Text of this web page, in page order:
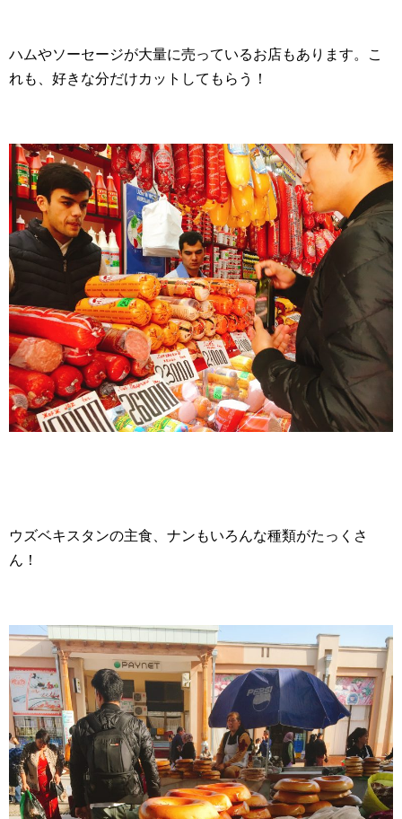
ハムやソーセージが大量に売っているお店もあります。こ
れも、好きな分だけカットしてもらう！
ウズベキスタンの主食、ナンもいろんな種類がたっくさ
ん！